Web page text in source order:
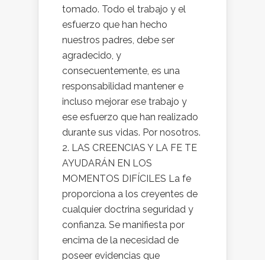
tomado. Todo el trabajo y el
esfuerzo que han hecho
nuestros padres, debe ser
agradecido, y
consecuentemente, es una
responsabilidad mantener e
incluso mejorar ese trabajo y
ese esfuerzo que han realizado
durante sus vidas. Por nosotros.
2. LAS CREENCIAS Y LA FE TE
AYUDARÁN EN LOS
MOMENTOS DIFÍCILES La fe
proporciona a los creyentes de
cualquier doctrina seguridad y
confianza. Se manifiesta por
encima de la necesidad de
poseer evidencias que